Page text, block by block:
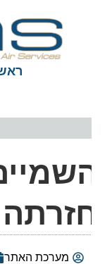
ראשי
מערכת האתר מאי